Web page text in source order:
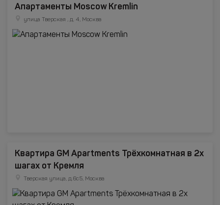
Апартаменты Moscow Kremlin
улица Тверская , д. 4, Москва
Квартира GM Apartments Трёхкомнатная в 2х
шагах от Кремля
Тверская улица, д.6с5, Москва